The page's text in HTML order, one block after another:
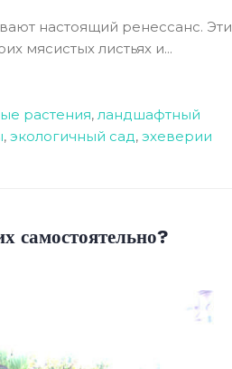
настоящий ренессанс. Эти
мясистых листьях и...
растения, ландшафтный
, экологичный сад, эхеверии
самостоятельно?